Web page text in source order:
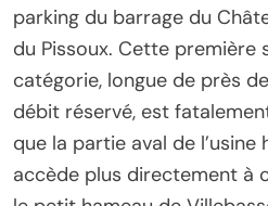
parking du barrage du
du Pissoux. Cette première
catégorie, longue de près
débit réservé, est
que la partie aval de
accède plus directement à